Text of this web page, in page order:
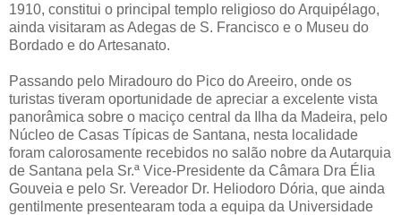
1910, constitui o principal templo religioso do Arquipélago,
ainda visitaram as Adegas de S. Francisco e o Museu do
Bordado e do Artesanato.
Passando pelo Miradouro do Pico do Areeiro, onde os
turistas tiveram oportunidade de apreciar a excelente vista
panorâmica sobre o maciço central da Ilha da Madeira, pelo
Núcleo de Casas Típicas de Santana, nesta localidade
foram calorosamente recebidos no salão nobre da Autarquia
de Santana pela Sr.ª Vice-Presidente da Câmara Dra Élia
Gouveia e pelo Sr. Vereador Dr. Heliodoro Dória, que ainda
gentilmente presentearam toda a equipa da Universidade